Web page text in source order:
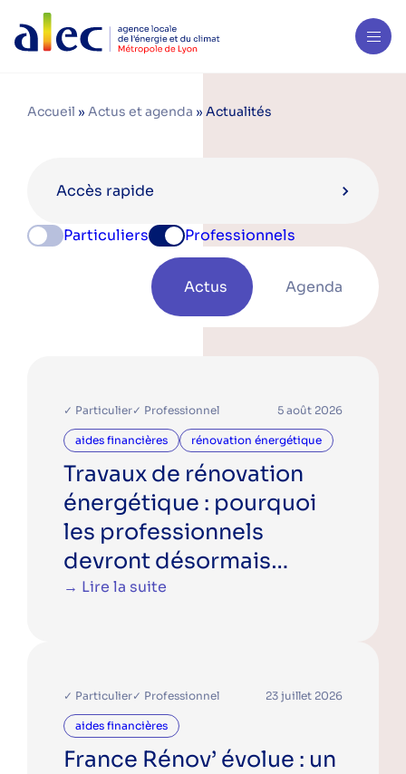
Accueil » Actus et agenda » Actualités
Accès rapide
Catégories
aides financières
energies renouvelables
formation
rénovation
rénovation énergétique
sensibilisation
solaire
écogestes
économies d'eau
économies d'énergie
Particuliers
Professionnels
Particuliers Professionnels
Actus Agenda
✓ Particulier✓ Professionnel 5 août 2026
aides financières rénovation énergétique
Travaux de rénovation
énergétique : pourquoi
les professionnels
devront désormais
mentionner France
→ Lire la suite
✓ Particulier✓ Professionnel 23 juillet 2026
aides financières
France Rénov’ évolue : un